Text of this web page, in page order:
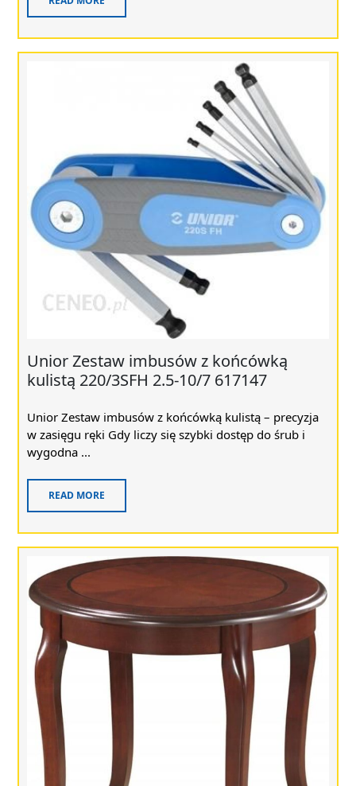
Unior Zestaw imbusów z końcówką
kulistą 220/3SFH 2.5-10/7 617147
Unior Zestaw imbusów z końcówką kulistą – precyzja
w zasięgu ręki Gdy liczy się szybki dostęp do śrub i
wygodna ...
READ MORE